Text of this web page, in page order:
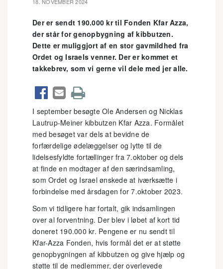
Der er sendt 190.000 kr til Fonden Kfar Azza,
der står for genopbygning af kibbutzen.
Dette er muliggjort af en stor gavmildhed fra
Ordet og Israels venner. Der er kommet et
takkebrev, som vi gerne vil dele med jer alle.
  
I september besøgte Ole Andersen og Nicklas
Lautrup-Meiner kibbutzen Kfar Azza. Formålet
med besøget var dels at bevidne de
forfærdelige ødelæggelser og lytte til de
lidelsesfyldte fortællinger fra 7.oktober og dels
at finde en modtager af den særindsamling,
som Ordet og Israel ønskede at iværksætte i
forbindelse med årsdagen for 7.oktober 2023.
Som vi tidligere har fortalt, gik indsamlingen
over al forventning. Der blev i løbet af kort tid
doneret 190.000 kr. Pengene er nu sendt til
Kfar-Azza Fonden, hvis formål det er at støtte
genopbygningen af kibbutzen og give hjælp og
støtte til de medlemmer, der overlevede